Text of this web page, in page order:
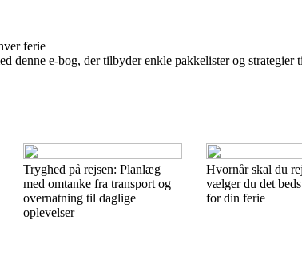
ferie
denne e-bog, der tilbyder enkle pakkelister og
Tryghed på rejsen: Planlæg
med omtanke fra transport og
overnatning til daglige
oplevelser
Hvornår skal du
vælger du det
for din ferie